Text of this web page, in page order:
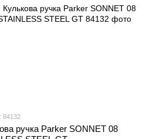
84132
ручка Parker SONNET 08